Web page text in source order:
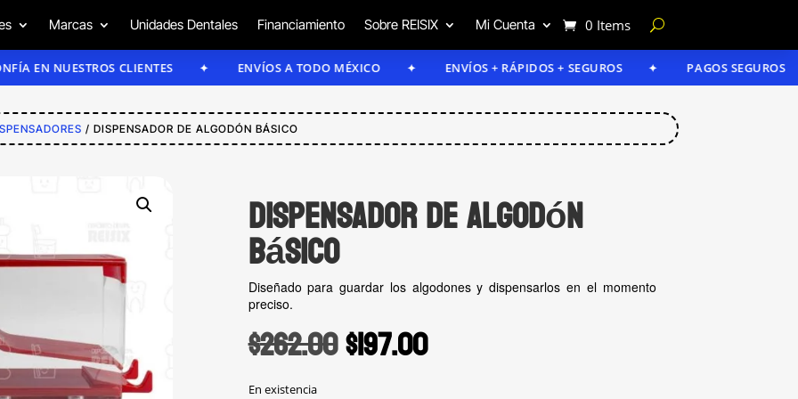
Marcas Unidades Dentales Financiamiento Sobre REISIX Mi Cuenta 0 Items
NUESTROS CLIENTES ENVÍOS A TODO MÉXICO ENVÍOS + RÁPIDOS + SEGUROS PAGOS SEGUROS
/ DISPENSADOR DE ALGODÓN BÁSICO
Dispensador de algodón
básico
Diseñado para guardar los algodones y dispensarlos en el momento
preciso.
$262.00Original
$197.00Current
En existencia